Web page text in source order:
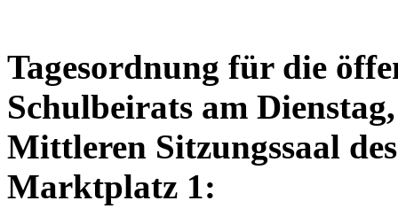
Tagesordnung für die
Schulbeirats am
Mittleren Sitzungssaal
Marktplatz 1: